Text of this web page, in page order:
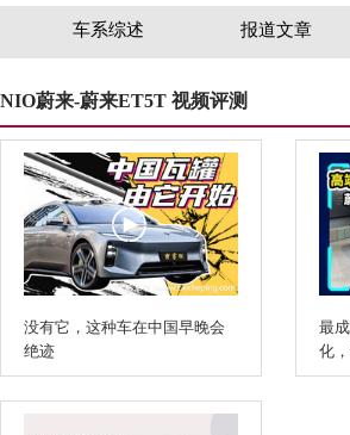
车系综述 报道文章
NIO蔚来-蔚来ET5T 视频评测
没有它，这种车在中国早晚会
绝迹
最
化